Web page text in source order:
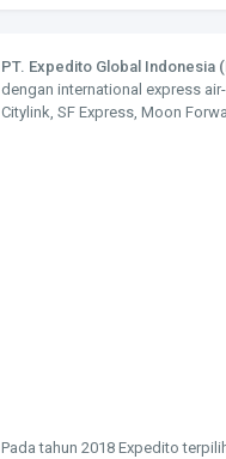
PT. Expedito Global Indonesia
dengan international express
Citylink, SF Express, Moon
Pada tahun 2018 Expedito